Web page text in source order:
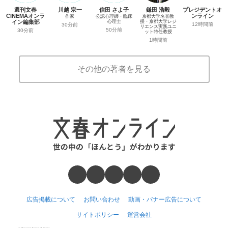
週刊文春
CINEMAオンラ
イン編集部
30分前
川越 宗一
作家
30分前
信田 さよ子
公認心理師・臨床
心理士
50分前
鎌田 浩毅
京都大学名誉教
授・京都大学レジ
リエンス実践ユニ
ット特任教授
1時間前
プレジデントオ
ンライン
12時間前
その他の著者を見る
広告掲載について お問い合わせ 動画・バナー広告について
サイトポリシー 運営会社